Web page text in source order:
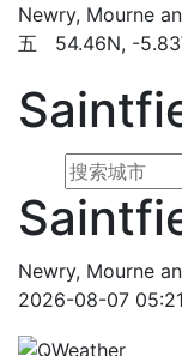
Newry, Mourne
五 54.46N, -
Newry, Mourne
2026-08-07 05:21